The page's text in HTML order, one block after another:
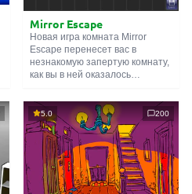
Mirror Escape
Новая игра комната Mirror
Escape перенесет вас в
незнакомую запертую комнату,
как вы в ней оказалось
смекалки попробуйте решить
все, приготовленные авторами
для вас, головоломки и найти
выход на свободу.
Внимательно осмотрите
помещение, возможно вы
сможете найти какие-нибудь
подсказки. Желаем удачи!
5.0 200